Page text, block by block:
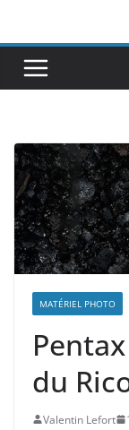
contenu
MATÉRIEL PHOTO
du
Valentin Lefort